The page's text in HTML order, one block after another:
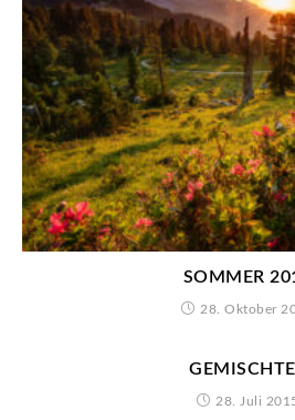
SOMMER
28. Oktober
28. Juli